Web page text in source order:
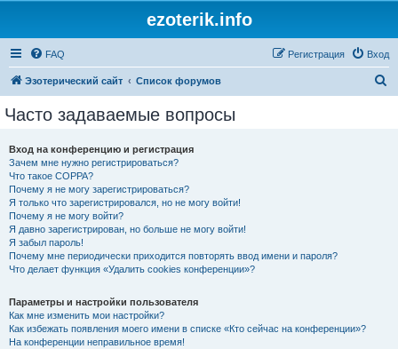
ezoterik.info
FAQ Вход
Регистрация
Эзотерический сайт Список форумов
Часто задаваемые вопросы
Вход на конференцию и регистрация
Зачем мне нужно регистрироваться?
Что такое COPPA?
Почему я не могу зарегистрироваться?
Я только что зарегистрировался, но не могу войти!
Почему я не могу войти?
Я давно зарегистрирован, но больше не могу войти!
Я забыл пароль!
Почему мне периодически приходится повторять ввод имени и пароля?
Что делает функция «Удалить cookies конференции»?
Параметры и настройки пользователя
Как мне изменить мои настройки?
Как избежать появления моего имени в списке «Кто сейчас на конференции»?
На конференции неправильное время!